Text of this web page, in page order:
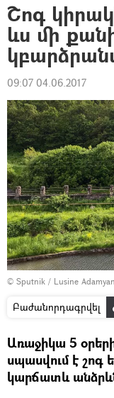
Շոգ
ևս մի
09:07 04.06.2017
© Sputnik / Lusine Adamyan
Բաժանորդագրվել
Առաջիկա 5
սպասվում է շոգ
կարճատև